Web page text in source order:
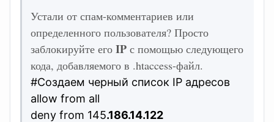
Устали от спам-комментариев или
определенного пользователя? Просто
заблокируйте егоIP с помощью следующего
кода, добавляемого в .htaccess-файл.
#Создаем черный список IP адресов
allow from all
deny from 145.186.14.122